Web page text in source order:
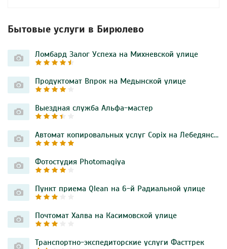
Бытовые услуги в Бирюлево
Ломбард Залог Успеха на Михневской улице
Продуктомат Впрок на Медынской улице
Выездная служба Альфа-мастер
Автомат копировальных услуг Copix на Лебедянской улице
Фотостудия Photomagiya
Пункт приема Qlean на 6-й Радиальной улице
Почтомат Халва на Касимовской улице
Транспортно-экспедиторские услуги Фасттрек